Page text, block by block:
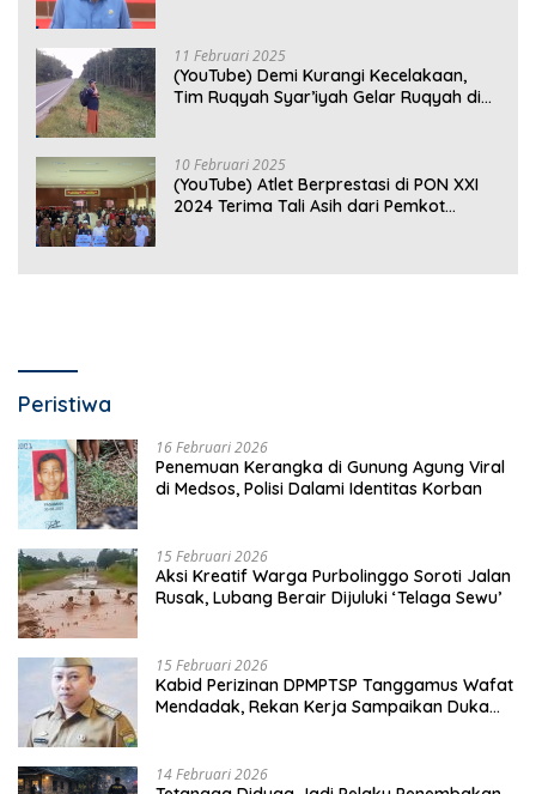
11 Februari 2025
(YouTube) Demi Kurangi Kecelakaan,
Tim Ruqyah Syar’iyah Gelar Ruqyah di
10 Februari 2025
(YouTube) Atlet Berprestasi di PON XXI
2024 Terima Tali Asih dari Pemkot
Peristiwa
16 Februari 2026
Penemuan Kerangka di Gunung Agung Viral
di Medsos, Polisi Dalami Identitas Korban
15 Februari 2026
Aksi Kreatif Warga Purbolinggo Soroti Jalan
Rusak, Lubang Berair Dijuluki ‘Telaga Sewu’
15 Februari 2026
Kabid Perizinan DPMPTSP Tanggamus Wafat
Mendadak, Rekan Kerja Sampaikan Duka
14 Februari 2026